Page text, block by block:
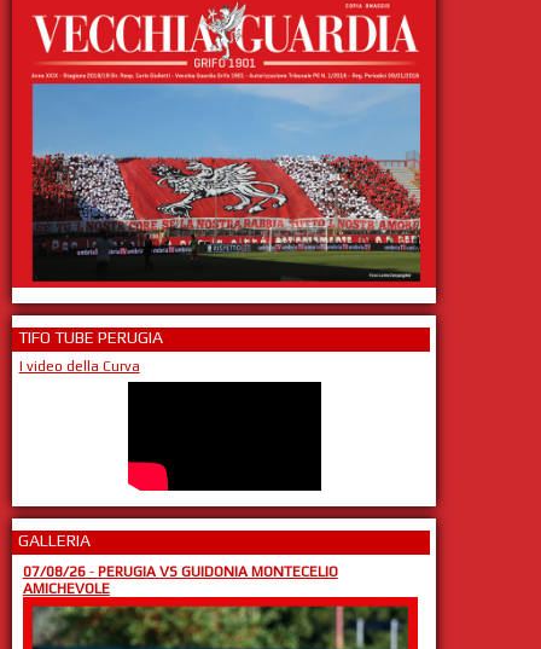
TIFO TUBE PERUGIA
I video della Curva
GALLERIA
07/08/26- PERUGIA VS GUIDONIA MONTECELIO
AMICHEVOLE